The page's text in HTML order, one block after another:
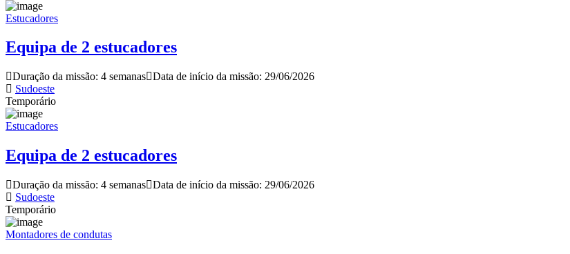
Estucadores
Equipa de 2 estucadores
Duração da missão: 4 semanas Data de início da missão: 29/06/2026
Sudoeste
Temporário
Estucadores
Equipa de 2 estucadores
Duração da missão: 4 semanas Data de início da missão: 29/06/2026
Sudoeste
Temporário
Montadores de condutas